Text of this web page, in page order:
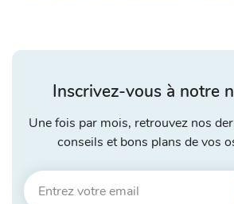
Inscrivez-vous à notre
Une fois par mois, retrouvez nos
conseils et bons plans de vos